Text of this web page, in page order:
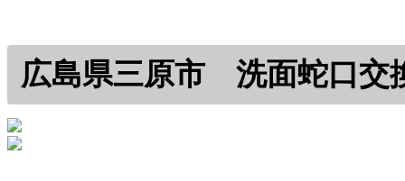
広島県三原市 洗面蛇口交